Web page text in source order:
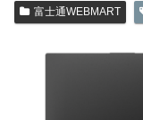
富士通WEBMART